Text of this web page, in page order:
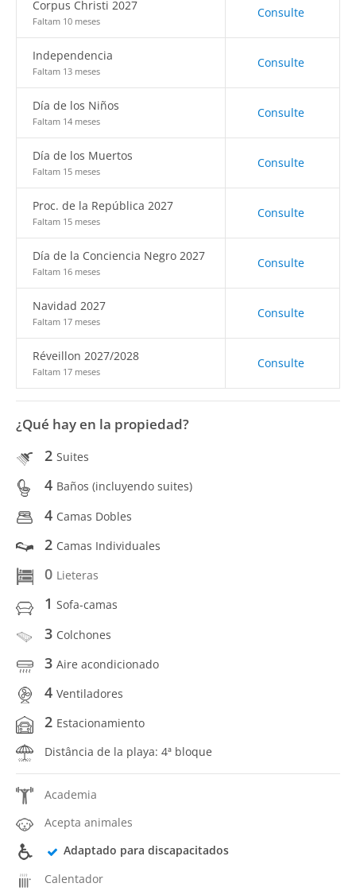
Corpus Christi 2027
Faltam 10 meses
Consulte
Independencia
Faltam 13 meses
Consulte
Día de los Niños
Faltam 14 meses
Consulte
Día de los Muertos
Faltam 15 meses
Consulte
Proc. de la República 2027
Faltam 15 meses
Consulte
Día de la Conciencia Negro 2027
Faltam 16 meses
Consulte
Navidad 2027
Faltam 17 meses
Consulte
Réveillon 2027/2028
Faltam 17 meses
Consulte
¿Qué hay en la propiedad?
2 Suites
4 Baños (incluyendo suites)
4 Camas Dobles
2 Camas Individuales
0 Lieteras
1 Sofa-camas
3 Colchones
3 Aire acondicionado
4 Ventiladores
2 Estacionamiento
Distância de la playa: 4ª bloque
Academia
Acepta animales
Adaptado para discapacitados
Calentador